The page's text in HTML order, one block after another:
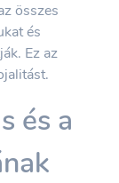
összes
és
Ez az
és a